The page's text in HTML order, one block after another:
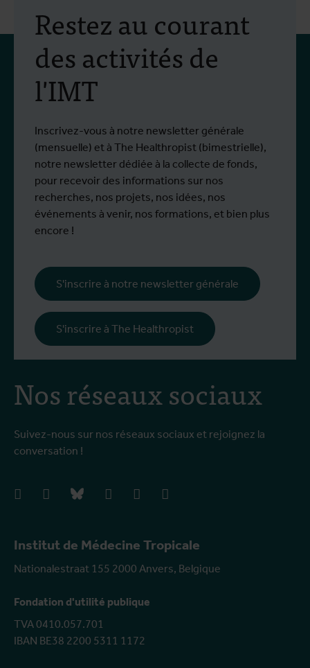
Institut de Médecine Tropicale
Nationalestraat 155 2000 Anvers, Belgique
Fondation d'utilité publique
TVA 0410.057.701
IBAN BE38 2200 5311 1172
Nos réseaux sociaux
Suivez-nous sur nos réseaux sociaux et rejoignez la
conversation !
facebookinstagrambluesky linkedIn youtube
Restez au courant
des activités de
l'IMT
Inscrivez-vous à notre newsletter générale
(mensuelle) et à The Healthropist (bimestrielle),
notre newsletter dédiée à la collecte de fonds,
pour recevoir des informations sur nos
recherches, nos projets, nos idées, nos
événements à venir, nos formations, et bien plus
encore !
S'inscrire à notre newsletter générale
S'inscrire à The Healthropist